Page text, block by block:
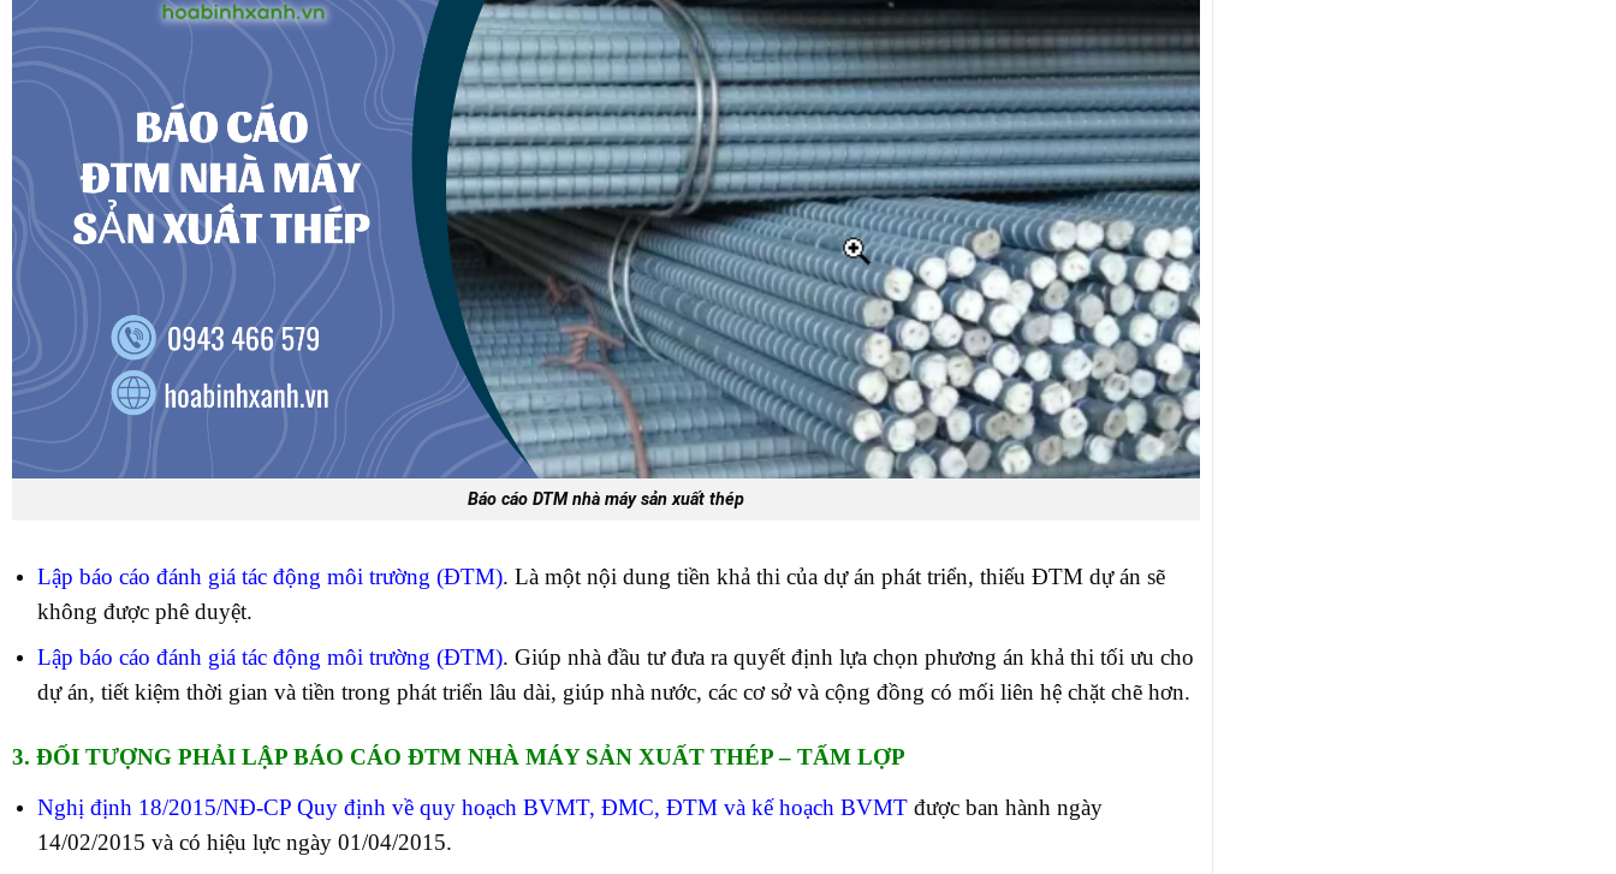
Báo cáo DTM nhà máy sản xuất thép
Lập báo cáo đánh giá tác động môi trường (ĐTM). Là một nội dung tiền khả thi của dự án phát triển, thiếu ĐTM dự án sẽ
không được phê duyệt.
Lập báo cáo đánh giá tác động môi trường (ĐTM). Giúp nhà đầu tư đưa ra quyết định lựa chọn phương án khả thi tối ưu cho
dự án, tiết kiệm thời gian và tiền trong phát triển lâu dài, giúp nhà nước, các cơ sở và cộng đồng có mối liên hệ chặt chẽ hơn.
3. ĐỐI TƯỢNG PHẢI LẬP BÁO CÁO ĐTM NHÀ MÁY SẢN XUẤT THÉP – TẤM LỢP
Nghị định 18/2015/NĐ-CP Quy định về quy hoạch BVMT, ĐMC, ĐTM và kế hoạch BVMTđược ban hành ngày
14/02/2015 và có hiệu lực ngày 01/04/2015.